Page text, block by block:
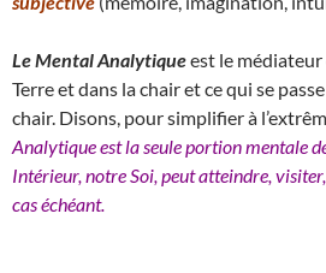
Le Mental Analytiqueest le médiateur
Terre et dans la chair et ce qui se passe
chair. Disons, pour simplifier à
Analytique est la seule portion mentale
Intérieur, notre Soi, peut atteindre,
cas échéant.